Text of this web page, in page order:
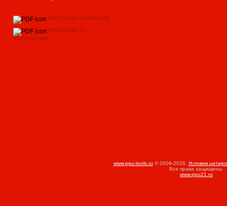
Инструкция по ремонту
Инструкция по
эксплуатации
www.ppu-tools.ru © 2009-2026. Условия
Все права защищены.
www.ppu21.ru